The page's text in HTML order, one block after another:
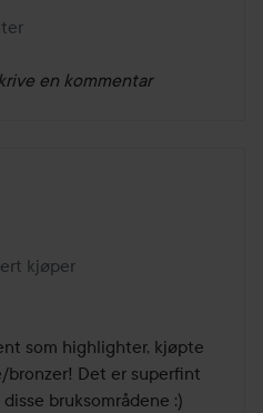
en kommentar
1 år
kjøper
som highlighter, kjøpte
bronzer! Det er superfint
bruksområdene :)